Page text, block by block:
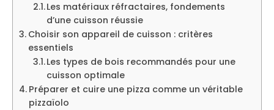
Les matériaux réfractaires, fondements
d’une cuisson réussie
Choisir son appareil de cuisson : critères
essentiels
Les types de bois recommandés pour une
cuisson optimale
Préparer et cuire une pizza comme un véritable
pizzaïolo